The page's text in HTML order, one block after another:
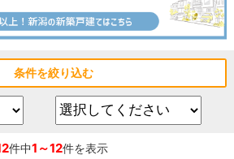
条件を絞り込む
件中1～12件を表示